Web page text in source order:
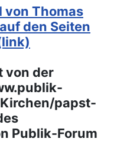
von Thomas
den Seiten
von der
papst-
Publik-Forum